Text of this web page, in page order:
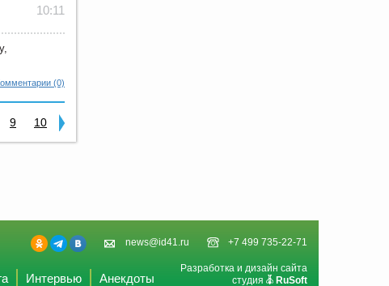
10:11
(0)
9 10
news@id41.ru +7 499 735-22-71
Разработка и дизайн сайта
студия
RuSoft
Интервью Анекдоты